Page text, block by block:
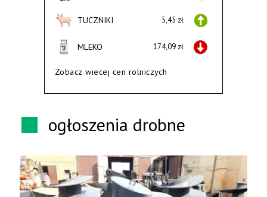
TUCZNIKI 5,45 zł
MLEKO 174,09 zł
Zobacz wiecej cen rolniczych
ogłoszenia drobne